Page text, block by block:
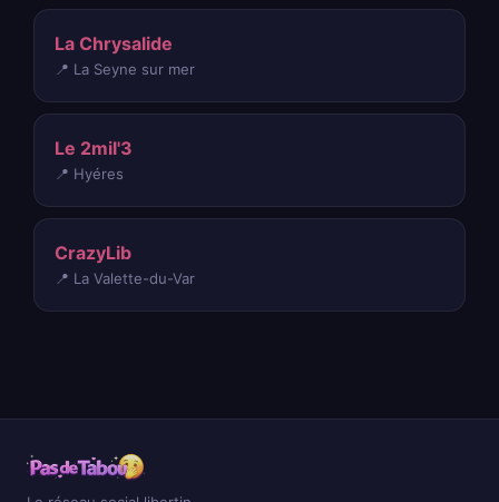
La Chrysalide
📍 La Seyne sur mer
Le 2mil'3
📍 Hyéres
CrazyLib
📍 La Valette-du-Var